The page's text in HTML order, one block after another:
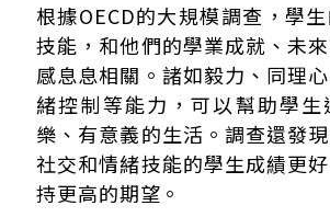
3. 他們培養孩子真實的自信
4. 他們在衝突後修補關係
5. 他們認可孩子的感受
6. 他們幫助孩子察覺社交線索
7. 他們不會急著替孩子解決所有衝突
8. 他們把錯誤當作學習的機會
9. 他們傾聽多於說教
根據OECD的大規模調查，學
技能，和他們的學業成就、未
感息息相關。諸如毅力、同理
緒控制等能力，可以幫助學生
樂、有意義的生活。調查還發
社交和情緒技能的學生成績更
持更高的期望。